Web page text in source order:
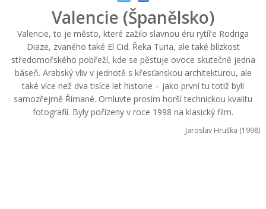
Valencie (Španělsko)
Valencie, to je město, které zažilo slavnou éru rytíře Rodriga
Diaze, zvaného také El Cid. Řeka Turia, ale také blízkost
středomořského pobřeží, kde se pěstuje ovoce skutečně jedna
báseň. Arabský vliv v jednotě s křesťanskou architekturou, ale
také více než dva tisíce let historie – jako první tu totiž byli
samozřejmě Římané. Omluvte prosím horší technickou kvalitu
fotografií. Byly pořízeny v roce 1998 na klasický film.
Jaroslav Hruška (1998)